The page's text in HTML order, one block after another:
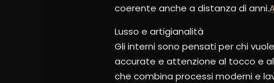
coerente anche a distanza di anni.
Lusso e artigianalità
Gli interni sono pensati per chi
accurate e attenzione al tocco e
che combina processi moderni e